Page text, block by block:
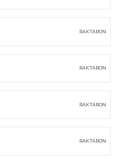
RAKTÁRON
RAKTÁRON
RAKTÁRON
RAKTÁRON